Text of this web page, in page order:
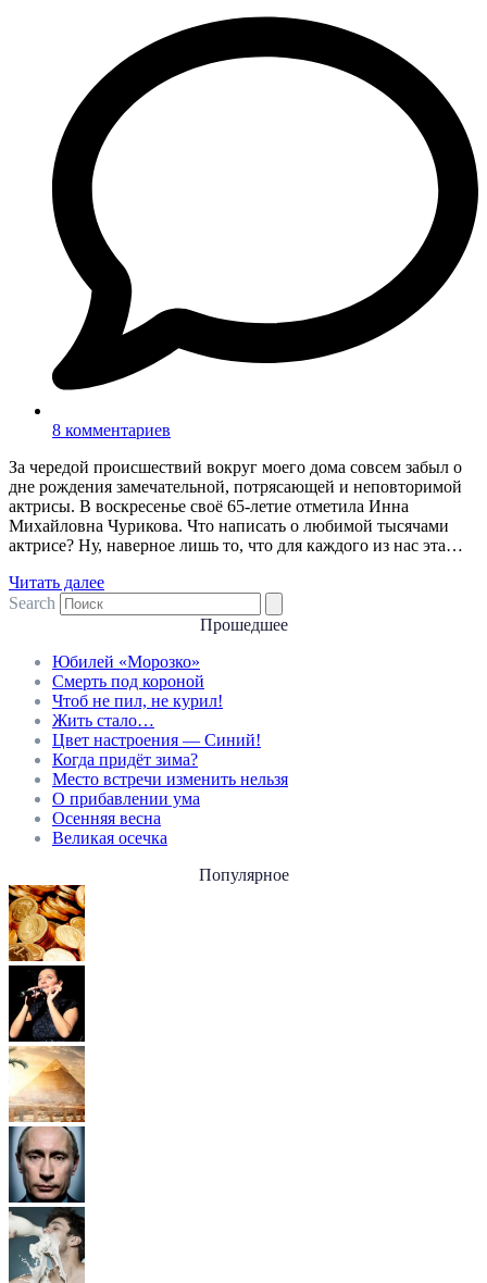
8 комментариев
За чередой происшествий вокруг моего дома совсем забыл о
дне рождения замечательной, потрясающей и неповторимой
актрисы. В воскресенье своё 65-летие отметила Инна
Михайловна Чурикова. Что написать о любимой тысячами
актрисе? Ну, наверное лишь то, что для каждого из нас эта…
Читать далее
Search
Прошедшее
Юбилей «Морозко»
Смерть под короной
Чтоб не пил, не курил!
Жить стало…
Цвет настроения — Синий!
Когда придёт зима?
Место встречи изменить нельзя
О прибавлении ума
Осенняя весна
Великая осечка
Популярное